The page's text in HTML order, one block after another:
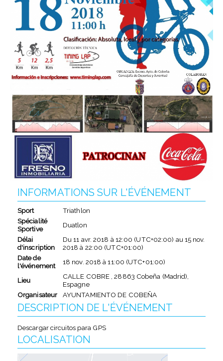
INFORMATIONS SUR L'ÉVÉNEMENT
Sport
Triathlon
Spécialité
Sportive
Duatlon
Délai
d'inscription
Du11 avr. 2018 à 12:00 (UTC+02:00) au 15 nov.
2018 à 22:00 (UTC+01:00)
Date de
l'événement
18 nov. 2018 à11:00 (UTC+01:00)
Lieu
CALLE COBRE , 28863 Cobeña (Madrid),
Espagne
Organisateur
AYUNTAMIENTO DE COBEÑA
DESCRIPTION DE L'ÉVÉNEMENT
Descargar circuitos para GPS
LOCALISATION